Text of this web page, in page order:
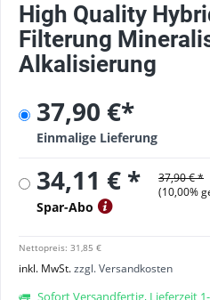
High Quality
Filterung
Alkalisierung
37,90 €*
Einmalige Lieferung
34,11 € *
37,90 € *
(10,00%
Spar-Abo
Nettopreis: 31,85 €
inkl. MwSt.zzgl. Versandkosten
Sofort Versandfertig, Lieferzeit